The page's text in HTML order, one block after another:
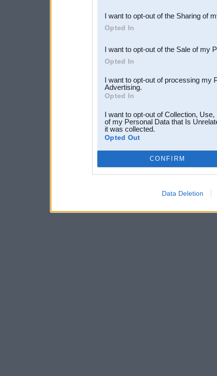
Downstream Participants
third parties.
I want to opt-out of the Sharing of
Opted In
I want to opt-out of the Sale of my
Opted In
I want to opt-out of processing my
Advertising.
Opted In
I want to opt-out of Collection,
of my Personal Data that Is
it was collected.
Opted Out
CONFIRM
Data Deletion